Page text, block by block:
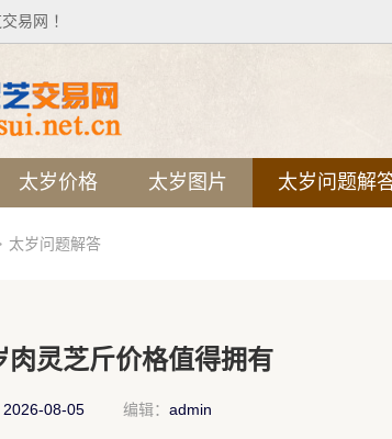
易网 ！
太岁价格 太岁图片 太岁问题解
太岁问题解答
肉灵芝斤价格值得拥有
2026-08-05 编辑： admin